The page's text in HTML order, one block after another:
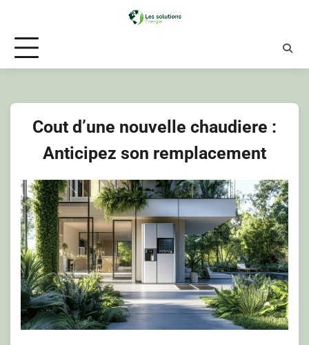
content
Cout d’une nouvelle chaudiere :
Anticipez son remplacement